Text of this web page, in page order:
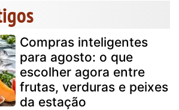
Compras inteligentes
para agosto: o que
escolher agora entre
frutas, verduras e peixes
da estação